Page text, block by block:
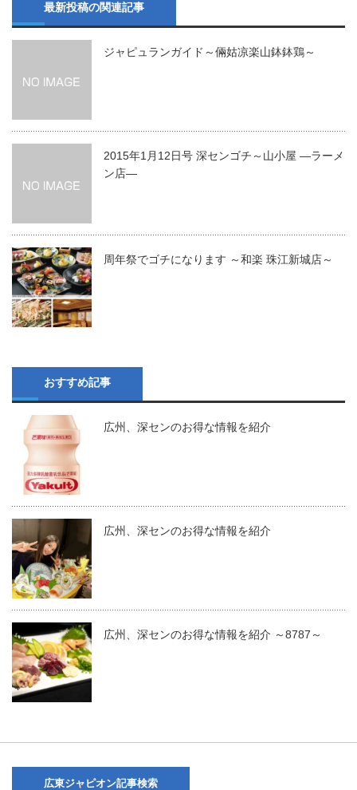
最新投稿の関連記事
ジャピュランガイド～倆姑凉楽山鉢鉢鶏～
2015年1月12日号 深センゴチ～山小屋 ―ラーメ
ン店―
周年祭でゴチになります ～和楽 珠江新城店～
おすすめ記事
広州、深センのお得な情報を紹介
広州、深センのお得な情報を紹介
広州、深センのお得な情報を紹介 ～8787～
広東ジャピオン記事検索